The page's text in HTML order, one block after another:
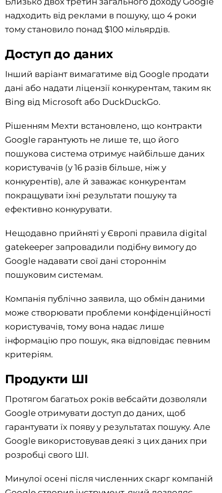
надходить від реклами в пошуку, що 4 роки
тому становило понад $100 мільярдів.
Доступ до даних
Інший варіант вимагатиме від Google продати
дані або надати ліцензії конкурентам, таким як
Bing від Microsoft або DuckDuckGo.
Рішенням Мехти встановлено, що контракти
Google гарантують не лише те, що його
пошукова система отримує найбільше даних
користувачів (у 16 разів більше, ніж у
конкурентів), але й заважає конкурентам
покращувати їхні результати пошуку та
ефективно конкурувати.
Нещодавно прийняті у Європі правила digital
gatekeeper запровадили подібну вимогу до
Google надавати свої дані стороннім
пошуковим системам.
Компанія публічно заявила, що обмін даними
може створювати проблеми конфіденційності
користувачів, тому вона надає лише
інформацію про пошук, яка відповідає певним
критеріям.
Продукти ШІ
Протягом багатьох років вебсайти дозволяли
Google отримувати доступ до даних, щоб
гарантувати їх появу у результатах пошуку. Але
Google використовував деякі з цих даних при
розробці свого ШІ.
Минулої осені після численних скарг компаній